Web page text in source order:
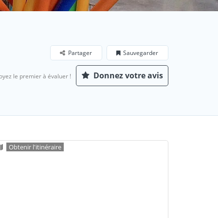
Sauvegarder
Partager
le premier à évaluer ! Donnez votre avis
Obtenir l'itinéraire